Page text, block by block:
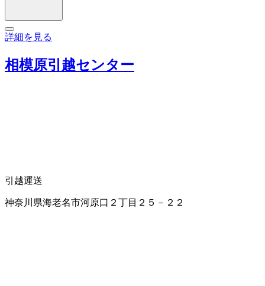
詳細を見る
相模原引越センター
引越運送
神奈川県海老名市河原口２丁目２５－２２